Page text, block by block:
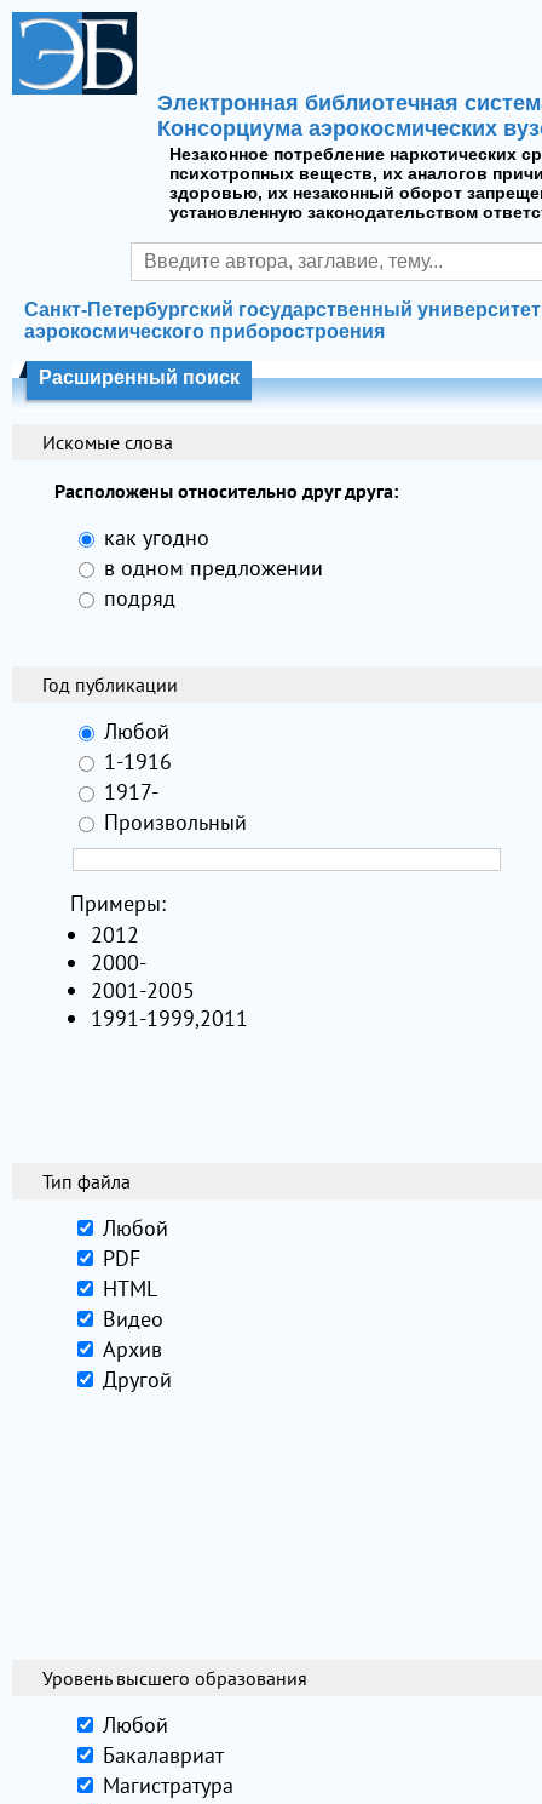
Электронная библиотечная
Консорциума аэрокосмических
Незаконное потребление наркотических
психотропных веществ, их аналогов
здоровью, их незаконный оборот
установленную законодательством
Санкт-Петербургский государственный университет
аэрокосмического приборостроения
Расширенный поиск
Искомые слова
Расположены относительно друг друга:
как угодно
в одном предложении
подряд
Год публикации
Любой
1-1916
1917-
Произвольный
Примеры:
2012
2000-
2001-2005
1991-1999,2011
Тип файла
Любой
PDF
HTML
Видео
Архив
Другой
Уровень высшего образования
Любой
Бакалавриат
Магистратура